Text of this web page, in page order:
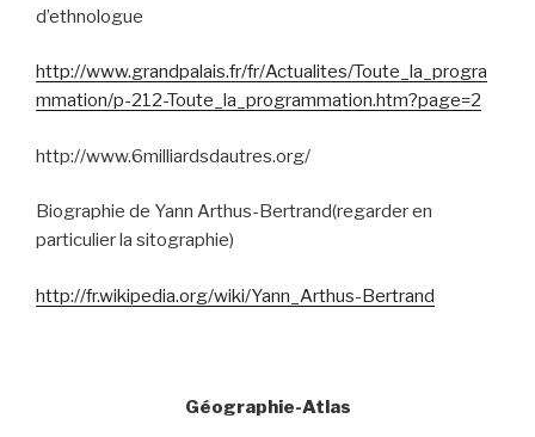
d’ethnologue
http://www.grandpalais.fr/fr/Actualites/Toute_la_progra
mmation/p-212-Toute_la_programmation.htm?page=2
http://www.6milliardsdautres.org/
Biographie de Yann Arthus-Bertrand(regarder en
particulier la sitographie)
http://fr.wikipedia.org/wiki/Yann_Arthus-Bertrand
Géographie-Atlas